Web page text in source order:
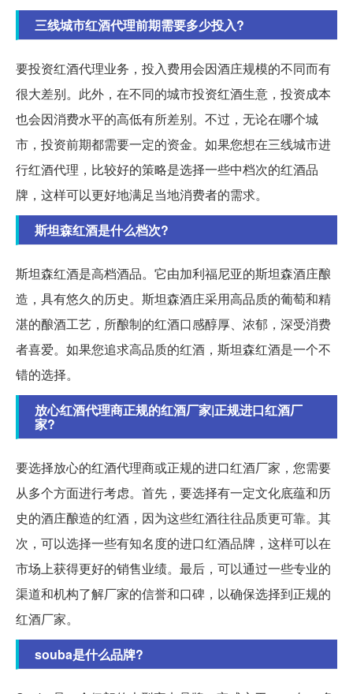
三线城市红酒代理前期需要多少投入?
要投资红酒代理业务，投入费用会因酒庄规模的不同而有
很大差别。此外，在不同的城市投资红酒生意，投资成本
也会因消费水平的高低有所差别。不过，无论在哪个城
市，投资前期都需要一定的资金。如果您想在三线城市进
行红酒代理，比较好的策略是选择一些中档次的红酒品
牌，这样可以更好地满足当地消费者的需求。
斯坦森红酒是什么档次?
斯坦森红酒是高档酒品。它由加利福尼亚的斯坦森酒庄酿
造，具有悠久的历史。斯坦森酒庄采用高品质的葡萄和精
湛的酿酒工艺，所酿制的红酒口感醇厚、浓郁，深受消费
者喜爱。如果您追求高品质的红酒，斯坦森红酒是一个不
错的选择。
放心红酒代理商正规的红酒厂家|正规进口红酒厂
家?
要选择放心的红酒代理商或正规的进口红酒厂家，您需要
从多个方面进行考虑。首先，要选择有一定文化底蕴和历
史的酒庄酿造的红酒，因为这些红酒往往品质更可靠。其
次，可以选择一些有知名度的进口红酒品牌，这样可以在
市场上获得更好的销售业绩。最后，可以通过一些专业的
渠道和机构了解厂家的信誉和口碑，以确保选择到正规的
红酒厂家。
souba是什么品牌?